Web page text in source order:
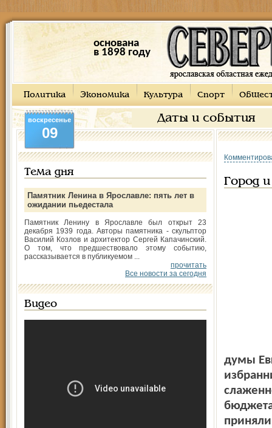
основана
в 1898 году
Политика Экономика Культура Спорт
Даты и события
воскресенье
09
Тема дня
Памятник Ленина в Ярославле: пять лет в
ожидании пьедестала
Памятник Ленину в Ярославле был открыт 23
декабря 1939 года. Авторы памятника - скульптор
Василий Козлов и архитектор Сергей Капачинский.
О том, что предшествовало этому событию,
рассказывается в публикуемом ...
прочитать
Все новости за сегодня
Видео
Город
думы